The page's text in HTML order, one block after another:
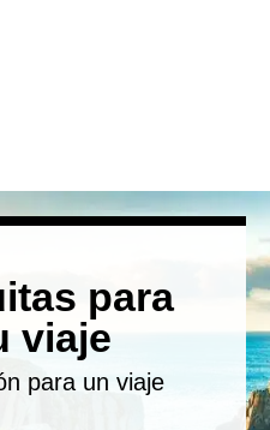
para
viaje
para un viaje